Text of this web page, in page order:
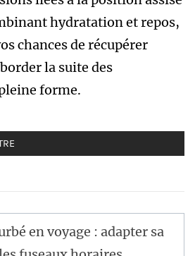
hydratation et repos,
chances de récupérer
la suite des
forme.
en voyage : adapter sa